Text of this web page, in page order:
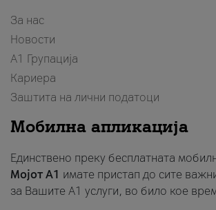
За нас
Новости
А1 Групација
Кариера
Заштита на лични податоци
Мобилна апликација
Единствено преку бесплатната
Мојот A1 имате пристап до сите
за Вашите A1 услуги, во било кое